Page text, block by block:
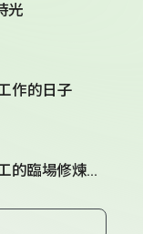
光
作的日子
人生沒SOP 到印度當志工的臨場修煉術